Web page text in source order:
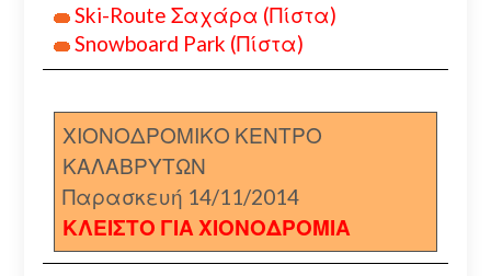
Ski-Route Σαχάρα (Πίστα)
Snowboard Park (Πίστα)
ΧΙΟΝΟΔΡΟΜΙΚΟ ΚΕΝΤΡΟ
ΚΑΛΑΒΡΥΤΩΝ
Παρασκευή 14/11/2014
ΚΛΕΙΣΤΟ ΓΙΑ ΧΙΟΝΟΔΡΟΜΙΑ